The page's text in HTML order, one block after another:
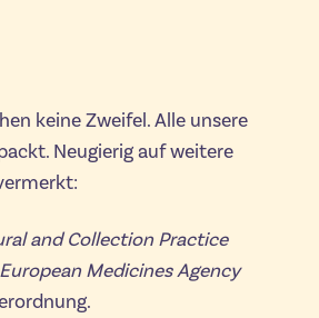
keine Zweifel. Alle unsere
Neugierig auf weitere
and Collection Practice
European Medicines Agency